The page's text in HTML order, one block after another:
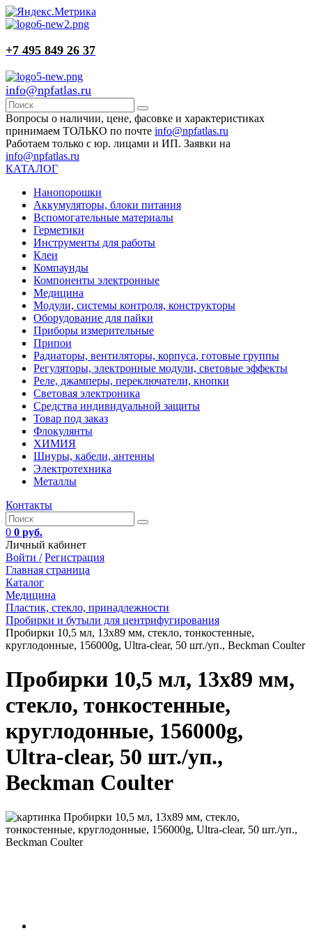
+7 495 849 26 37
info@npfatlas.ru
Вопросы о наличии, цене, фасовке и характеристиках
принимаем ТОЛЬКО по почте info@npfatlas.ru
Работаем только с юр. лицами и ИП. Заявки на
info@npfatlas.ru
КАТАЛОГ
Нанопорошки
Аккумуляторы, блоки питания
Вспомогательные материалы
Герметики
Инструменты для работы
Клеи
Компаунды
Компоненты электронные
Медицина
Модули, системы контроля, конструкторы
Оборудование для пайки
Приборы измерительные
Припои
Радиаторы, вентиляторы, корпуса, готовые группы
Регуляторы, электронные модули, световые эффекты
Реле, джамперы, переключатели, кнопки
Световая электроника
Средства индивидуальной защиты
Товар под заказ
Флокулянты
ХИМИЯ
Шнуры, кабели, антенны
Электротехника
Металлы
Контакты
0 0 руб.
Личный кабинет
Войти / Регистрация
Главная страница
Каталог
Медицина
Пластик, стекло, принадлежности
Пробирки и бутыли для центрифугирования
Пробирки 10,5 мл, 13х89 мм, стекло, тонкостенные,
круглодонные, 156000g, Ultra-clear, 50 шт./уп., Beckman Coulter
Пробирки 10,5 мл, 13х89 мм,
стекло, тонкостенные,
круглодонные, 156000g,
Ultra-clear, 50 шт./уп.,
Beckman Coulter